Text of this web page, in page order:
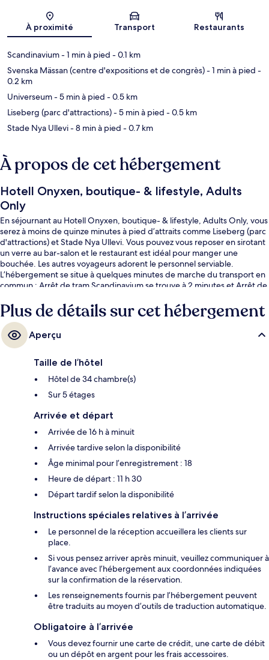
Carte
À proximité Transport Restaurants
Scandinavium- 1 min à pied - 0.1 km
Svenska Mässan (centre d'expositions et de congrès)- 1 min à pied -
0.2 km
Universeum- 5 min à pied - 0.5 km
Liseberg (parc d'attractions)- 5 min à pied - 0.5 km
Stade Nya Ullevi- 8 min à pied - 0.7 km
À propos de cet hébergement
Hotell Onyxen, boutique- & lifestyle, Adults
Only
En séjournant au Hotell Onyxen, boutique- & lifestyle, Adults Only, vous
serez à moins de quinze minutes à pied d’attraits comme Liseberg (parc
d'attractions) et Stade Nya Ullevi. Vous pouvez vous reposer en sirotant
un verre au bar-salon et le restaurant est idéal pour manger une
bouchée. Les autres voyageurs adorent le personnel serviable.
L’hébergement se situe à quelques minutes de marche du transport en
commun : Arrêt de tram Scandinavium se trouve à 2 minutes et Arrêt de
Plus de détails sur cet hébergement
Aperçu
Taille de l’hôtel
Hôtel de 34 chambre(s)
Sur 5 étages
Arrivée et départ
Arrivée de 16 h à minuit
Arrivée tardive selon la disponibilité
Âge minimal pour l’enregistrement : 18
Heure de départ : 11 h 30
Départ tardif selon la disponibilité
Instructions spéciales relatives à l’arrivée
Le personnel de la réception accueillera les clients sur
place.
Si vous pensez arriver après minuit, veuillez communiquer à
l’avance avec l’hébergement aux coordonnées indiquées
sur la confirmation de la réservation.
Les renseignements fournis par l’hébergement peuvent
être traduits au moyen d’outils de traduction automatique.
Obligatoire à l’arrivée
Vous devez fournir une carte de crédit, une carte de débit
ou un dépôt en argent pour les frais accessoires.